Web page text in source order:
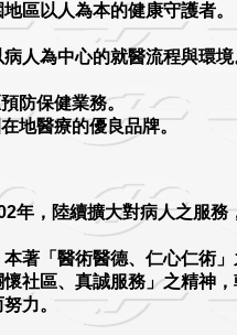
區以人為本的健康守護者。
人為中心的就醫流程與環
防保健業務。
地醫療的優良品牌。
年，陸續擴大對病人之服務
著「醫術醫德、仁心仁術
社區、真誠服務」之精神
努力。